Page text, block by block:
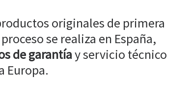
originales de primera
se realiza en España,
de garantíay servicio técnico
Europa.